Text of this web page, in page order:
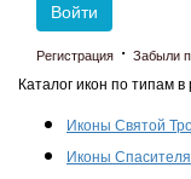
Войти
Регистрация · Забыли
Каталог икон по типам в
Иконы Святой
Иконы Спасителя